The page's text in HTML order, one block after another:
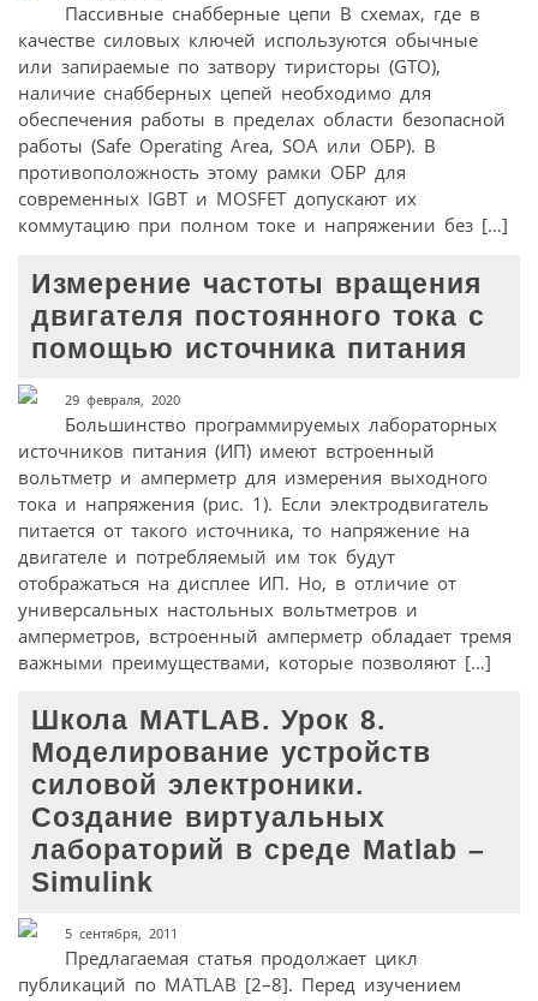
Пассивные снабберные цепи В схемах, где в
качестве силовых ключей используются обычные
или запираемые по затвору тиристоры (GTO),
наличие снабберных цепей необходимо для
обеспечения работы в пределах области безопасной
работы (Safe Operating Area, SOA или ОБР). В
противоположность этому рамки ОБР для
современных IGBT и MOSFET допускают их
коммутацию при полном токе и напряжении без […]
Измерение частоты вращения
двигателя постоянного тока с
помощью источника питания
29 февраля, 2020
Большинство программируемых лабораторных
источников питания (ИП) имеют встроенный
вольтметр и амперметр для измерения выходного
тока и напряжения (рис. 1). Если электродвигатель
питается от такого источника, то напряжение на
двигателе и потребляемый им ток будут
отображаться на дисплее ИП. Но, в отличие от
универсальных настольных вольтметров и
амперметров, встроенный амперметр обладает тремя
важными преимуществами, которые позволяют […]
Школа MATLAB. Урок 8.
Моделирование устройств
силовой электроники.
Создание виртуальных
лабораторий в среде Matlab –
Simulink
5 сентября, 2011
Предлагаемая статья продолжает цикл
публикаций по MATLAB [2–8]. Перед изучением